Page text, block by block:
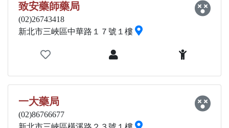
致安藥師藥局
(02)26743418
新北市三峽區中華路１７號１樓
一大藥局
(02)86766677